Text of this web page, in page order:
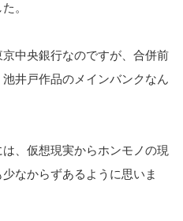
。
中央銀行なのですが、合併前
井戸作品のメインバンクなん
、仮想現実からホンモノの現
なからずあるように思いま